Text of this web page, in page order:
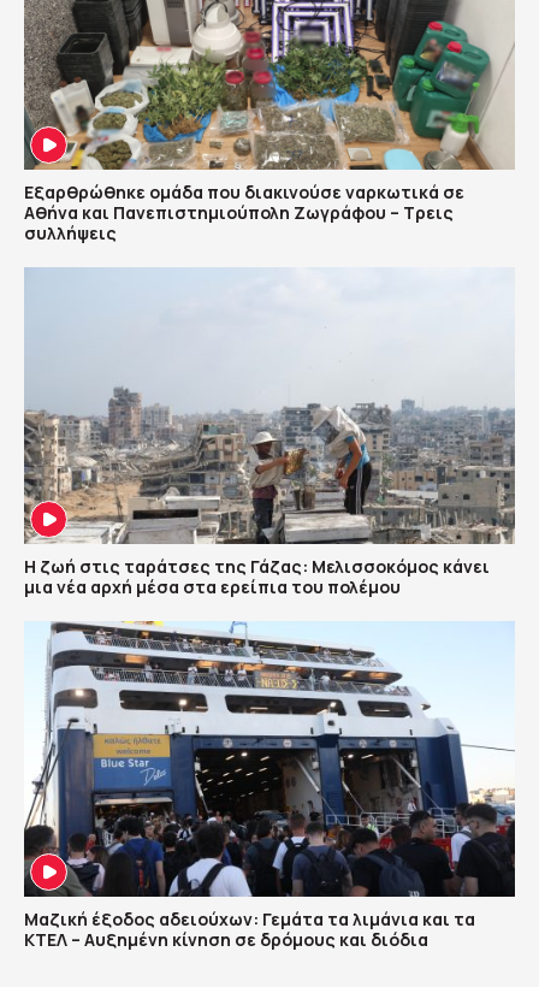
Εξαρθρώθηκε ομάδα που διακινούσε ναρκωτικά σε
Αθήνα και Πανεπιστημιούπολη Ζωγράφου – Τρεις
συλλήψεις
Η ζωή στις ταράτσες της Γάζας: Μελισσοκόμος κάνει
μια νέα αρχή μέσα στα ερείπια του πολέμου
Μαζική έξοδος αδειούχων: Γεμάτα τα λιμάνια και τα
ΚΤΕΛ – Αυξημένη κίνηση σε δρόμους και διόδια